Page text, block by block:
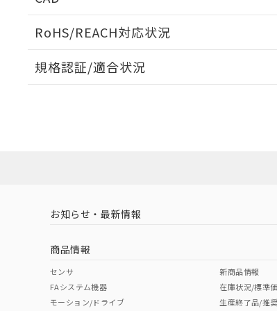
l: 0mm以上、φd: 12mm以上、D: 0mm以上、m:
RoHS/REACH対応状況
EU RoHS 注意事項・凡例
中国 RoHS 注意事項・凡例
中国 RoHS表
Pb Hg
規格認証/適合状況
（イギリス
（ノルウェー
お知らせ・最新情報
商品情報
センサ
FAシステム機器
モーション/ドライブ
新商品情報
在庫状況/標準
生産終了品/推